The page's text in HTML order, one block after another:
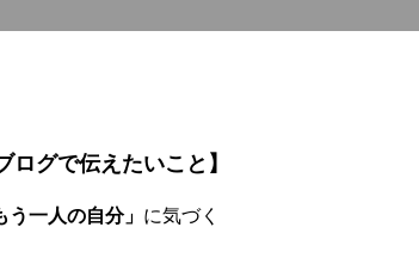
ログで伝えたいこと】
う一人の自分」 に気づく